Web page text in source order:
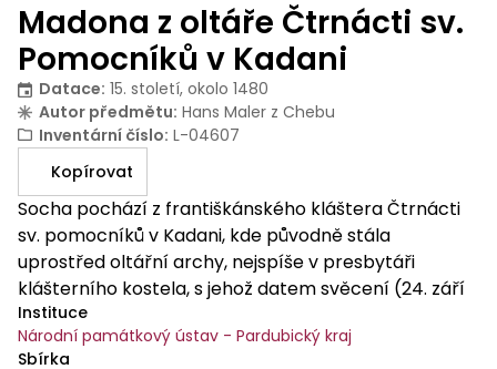
Madona z oltáře Čtrnácti sv.
Pomocníků v Kadani
Datace: 15. století, okolo 1480
Autor předmětu: Hans Maler z Chebu
Inventární číslo: L-04607
Kopírovat
Socha pochází z františkánského kláštera Čtrnácti
sv. pomocníků v Kadani, kde původně stála
uprostřed oltářní archy, nejspíše v presbytáři
klášterního kostela, s jehož datem svěcení (24. září
1480) je její vznik tradičně spojován. Další části archy
(skříň, křídla s reliéfy a malbami, nástavce s
Instituce
Národní památkový ústav - Pardubický kraj
Sbírka